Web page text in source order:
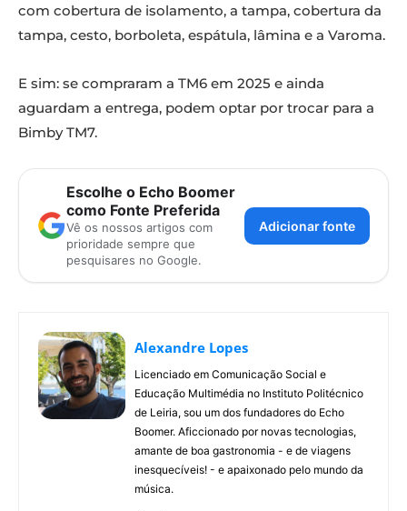
com cobertura de isolamento, a tampa, cobertura da
tampa, cesto, borboleta, espátula, lâmina e a Varoma.
E sim: se compraram a TM6 em 2025 e ainda
aguardam a entrega, podem optar por trocar para a
Bimby TM7.
Escolhe o Echo Boomer
como Fonte Preferida
Vê os nossos artigos com
prioridade sempre que
pesquisares no Google.
Adicionar fonte
Alexandre Lopes
Licenciado em Comunicação Social e
Educação Multimédia no Instituto Politécnico
de Leiria, sou um dos fundadores do Echo
Boomer. Aficcionado por novas tecnologias,
amante de boa gastronomia - e de viagens
inesquecíveis! - e apaixonado pelo mundo da
música.